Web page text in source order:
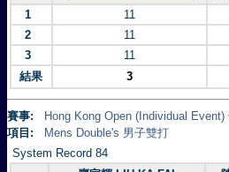
1
11
2
11
3
11
結果
3
賽事:
Hong Kong Open (Individual
項目:
Mens Double's 男子雙打
System Record 84